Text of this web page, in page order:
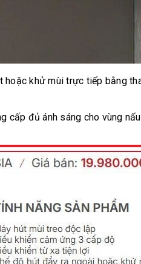
khử mùi trực tiếp bằng
cấp đủ ánh sáng cho vùng